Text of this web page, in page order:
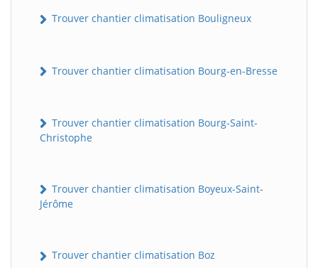
Trouver chantier climatisation Bouligneux
Trouver chantier climatisation Bourg-en-Bresse
Trouver chantier climatisation Bourg-Saint-
Christophe
Trouver chantier climatisation Boyeux-Saint-
Jérôme
Trouver chantier climatisation Boz